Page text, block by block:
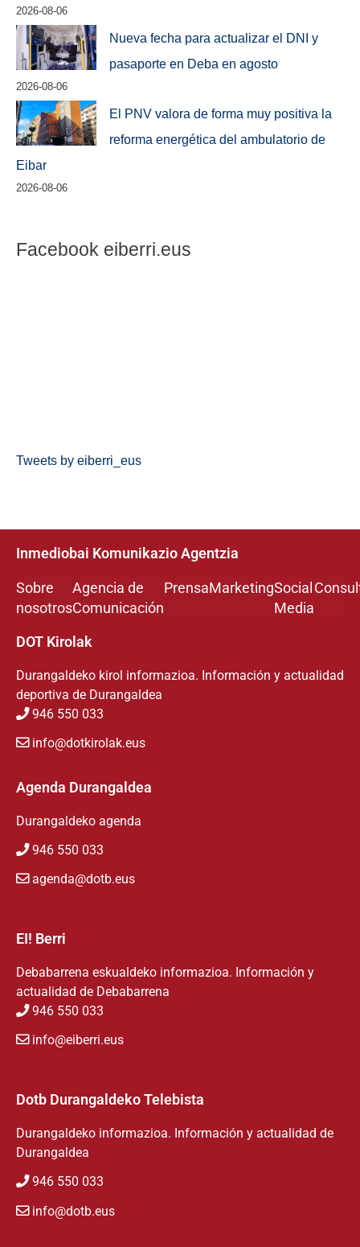
2026-08-06
Nueva fecha para actualizar el DNI y
pasaporte en Deba en agosto
2026-08-06
El PNV valora de forma muy positiva la
reforma energética del ambulatorio de
Eibar
2026-08-06
Facebook eiberri.eus
Tweets by eiberri_eus
Inmediobai Komunikazio Agentzia
Sobre
nosotros
Agencia de
Comunicación
PrensaMarketingSocial
Media
DOT Kirolak
Durangaldeko kirol informazioa. Información y actualidad
deportiva de Durangaldea
946 550 033
info@dotkirolak.eus
Agenda Durangaldea
Durangaldeko agenda
946 550 033
agenda@dotb.eus
EI! Berri
Debabarrena eskualdeko informazioa. Información y
actualidad de Debabarrena
946 550 033
info@eiberri.eus
Dotb Durangaldeko Telebista
Durangaldeko informazioa. Información y actualidad de
Durangaldea
946 550 033
info@dotb.eus